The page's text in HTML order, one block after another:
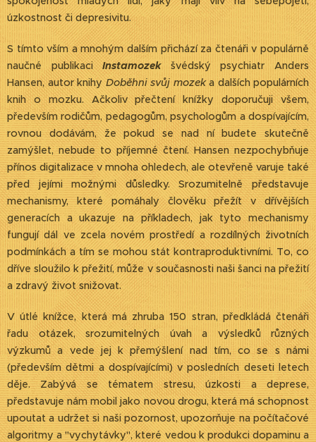
úzkostnost či depresivitu.
S tímto vším a mnohým dalším přichází za čtenáři v populárně
naučné publikaciInstamozekšvédský psychiatr Anders
Hansen, autor knihyDoběhni svůj mozeka dalších populárních
knih o mozku. Ačkoliv přečtení knížky doporučuji všem,
především rodičům, pedagogům, psychologům a dospívajícím,
rovnou dodávám, že pokud se nad ní budete skutečně
zamýšlet, nebude to příjemné čtení. Hansen nezpochybňuje
přínos digitalizace v mnoha ohledech, ale otevřeně varuje také
před jejími možnými důsledky. Srozumitelně představuje
mechanismy, které pomáhaly člověku přežít v dřívějších
generacích a ukazuje na příkladech, jak tyto mechanismy
fungují dál ve zcela novém prostředí a rozdílných životních
podmínkách a tím se mohou stát kontraproduktivními. To, co
dříve sloužilo k přežití, může v současnosti naši šanci na přežití
a zdravý život snižovat.
V útlé knížce, která má zhruba 150 stran, předkládá čtenáři
řadu otázek, srozumitelných úvah a výsledků různých
výzkumů a vede jej k přemýšlení nad tím, co se s námi
(především dětmi a dospívajícími) v posledních deseti letech
děje. Zabývá se tématem stresu, úzkosti a deprese,
představuje nám mobil jako novou drogu, která má schopnost
upoutat a udržet si naši pozornost, upozorňuje na počítačové
algoritmy a "vychytávky", které vedou k produkci dopaminu a